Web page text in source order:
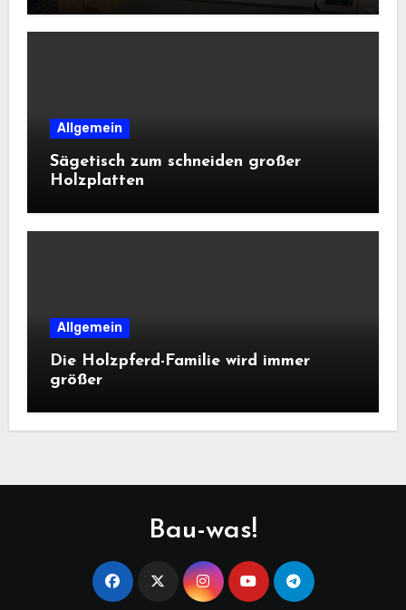
Allgemein
Sägetisch zum schneiden großer
Holzplatten
Allgemein
Die Holzpferd-Familie wird immer
größer
Bau-was!